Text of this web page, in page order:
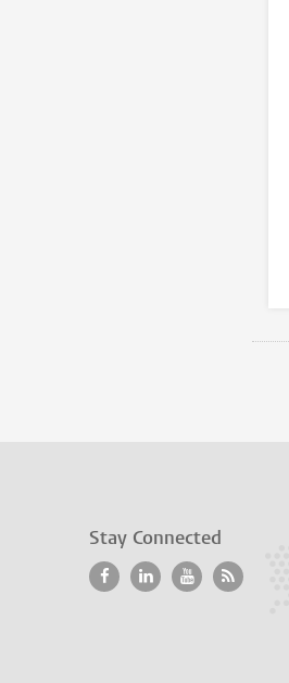
Stay Connected